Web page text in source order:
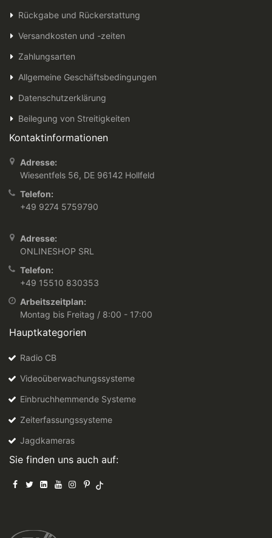
Rückgabe und Rückerstattung
Versandkosten und -zeiten
Zahlungsarten
Allgemeine Geschäftsbedingungen
Datenschutzerklärung
Beilegung von Streitigkeiten
Kontaktinformationen
Adresse:
Wiesentfels 56, DE 96142 Hollfeld
Telefon:
+49 9274 5759790
Adresse:
ONLINESHOP SRL
Telefon:
+49 15510 830353
Arbeitszeitplan:
Montag bis Freitag / 8:00 - 17:00
Hauptkategorien
Radio CB
Videoüberwachungssysteme
Einbruchhemmende Systeme
Zeiterfassungssysteme
Jagdkameras
Sie finden uns auch auf: